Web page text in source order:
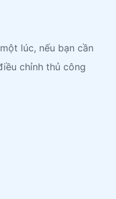
lúc, nếu bạn cần
chỉnh thủ công